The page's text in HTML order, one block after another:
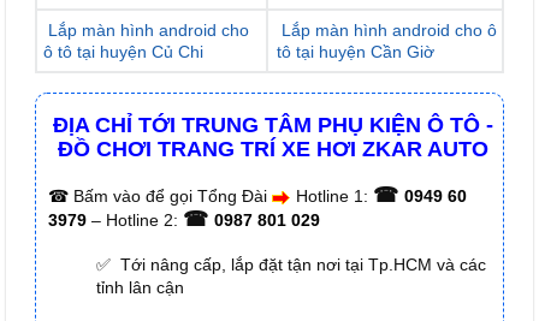
Lắp màn hình android cho
ô tô tại huyện Củ Chi
Lắp màn hình android cho ô
tô tại huyện Cần Giờ
ĐỊA CHỈ TỚI TRUNG TÂM PHỤ KIỆN Ô TÔ -
ĐỒ CHƠI TRANG TRÍ XE HƠI ZKAR AUTO
☎ Bấm vào để gọi Tổng Đài Hotline 1: ☎ 0949 60
3979 – Hotline 2: ☎ 0987 801 029
✅ Tới nâng cấp, lắp đặt tận nơi tại Tp.HCM và các
tỉnh lân cận